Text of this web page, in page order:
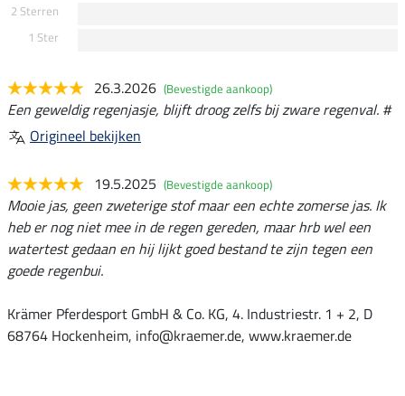
2 Sterren
1 Ster
26.3.2026 (Bevestigde aankoop)
Een geweldig regenjasje, blijft droog zelfs bij zware regenval. #
Origineel bekijken
19.5.2025 (Bevestigde aankoop)
Mooie jas, geen zweterige stof maar een echte zomerse jas. Ik
heb er nog niet mee in de regen gereden, maar hrb wel een
watertest gedaan en hij lijkt goed bestand te zijn tegen een
goede regenbui.
Krämer Pferdesport GmbH & Co. KG, 4. Industriestr. 1 + 2, D
68764 Hockenheim, info@kraemer.de, www.kraemer.de